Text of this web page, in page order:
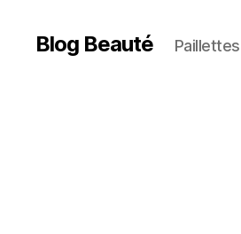
Blog Beauté